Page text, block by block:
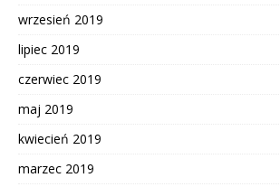
wrzesień 2019
lipiec 2019
czerwiec 2019
maj 2019
kwiecień 2019
marzec 2019